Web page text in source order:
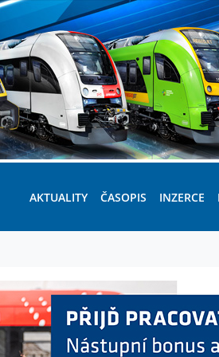
AKTUALITY ČASOPIS INZERCE